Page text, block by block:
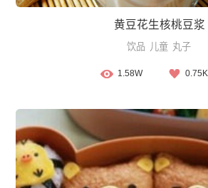
黄豆花生核桃豆浆
饮品 儿童 丸子
1.58W 0.75K